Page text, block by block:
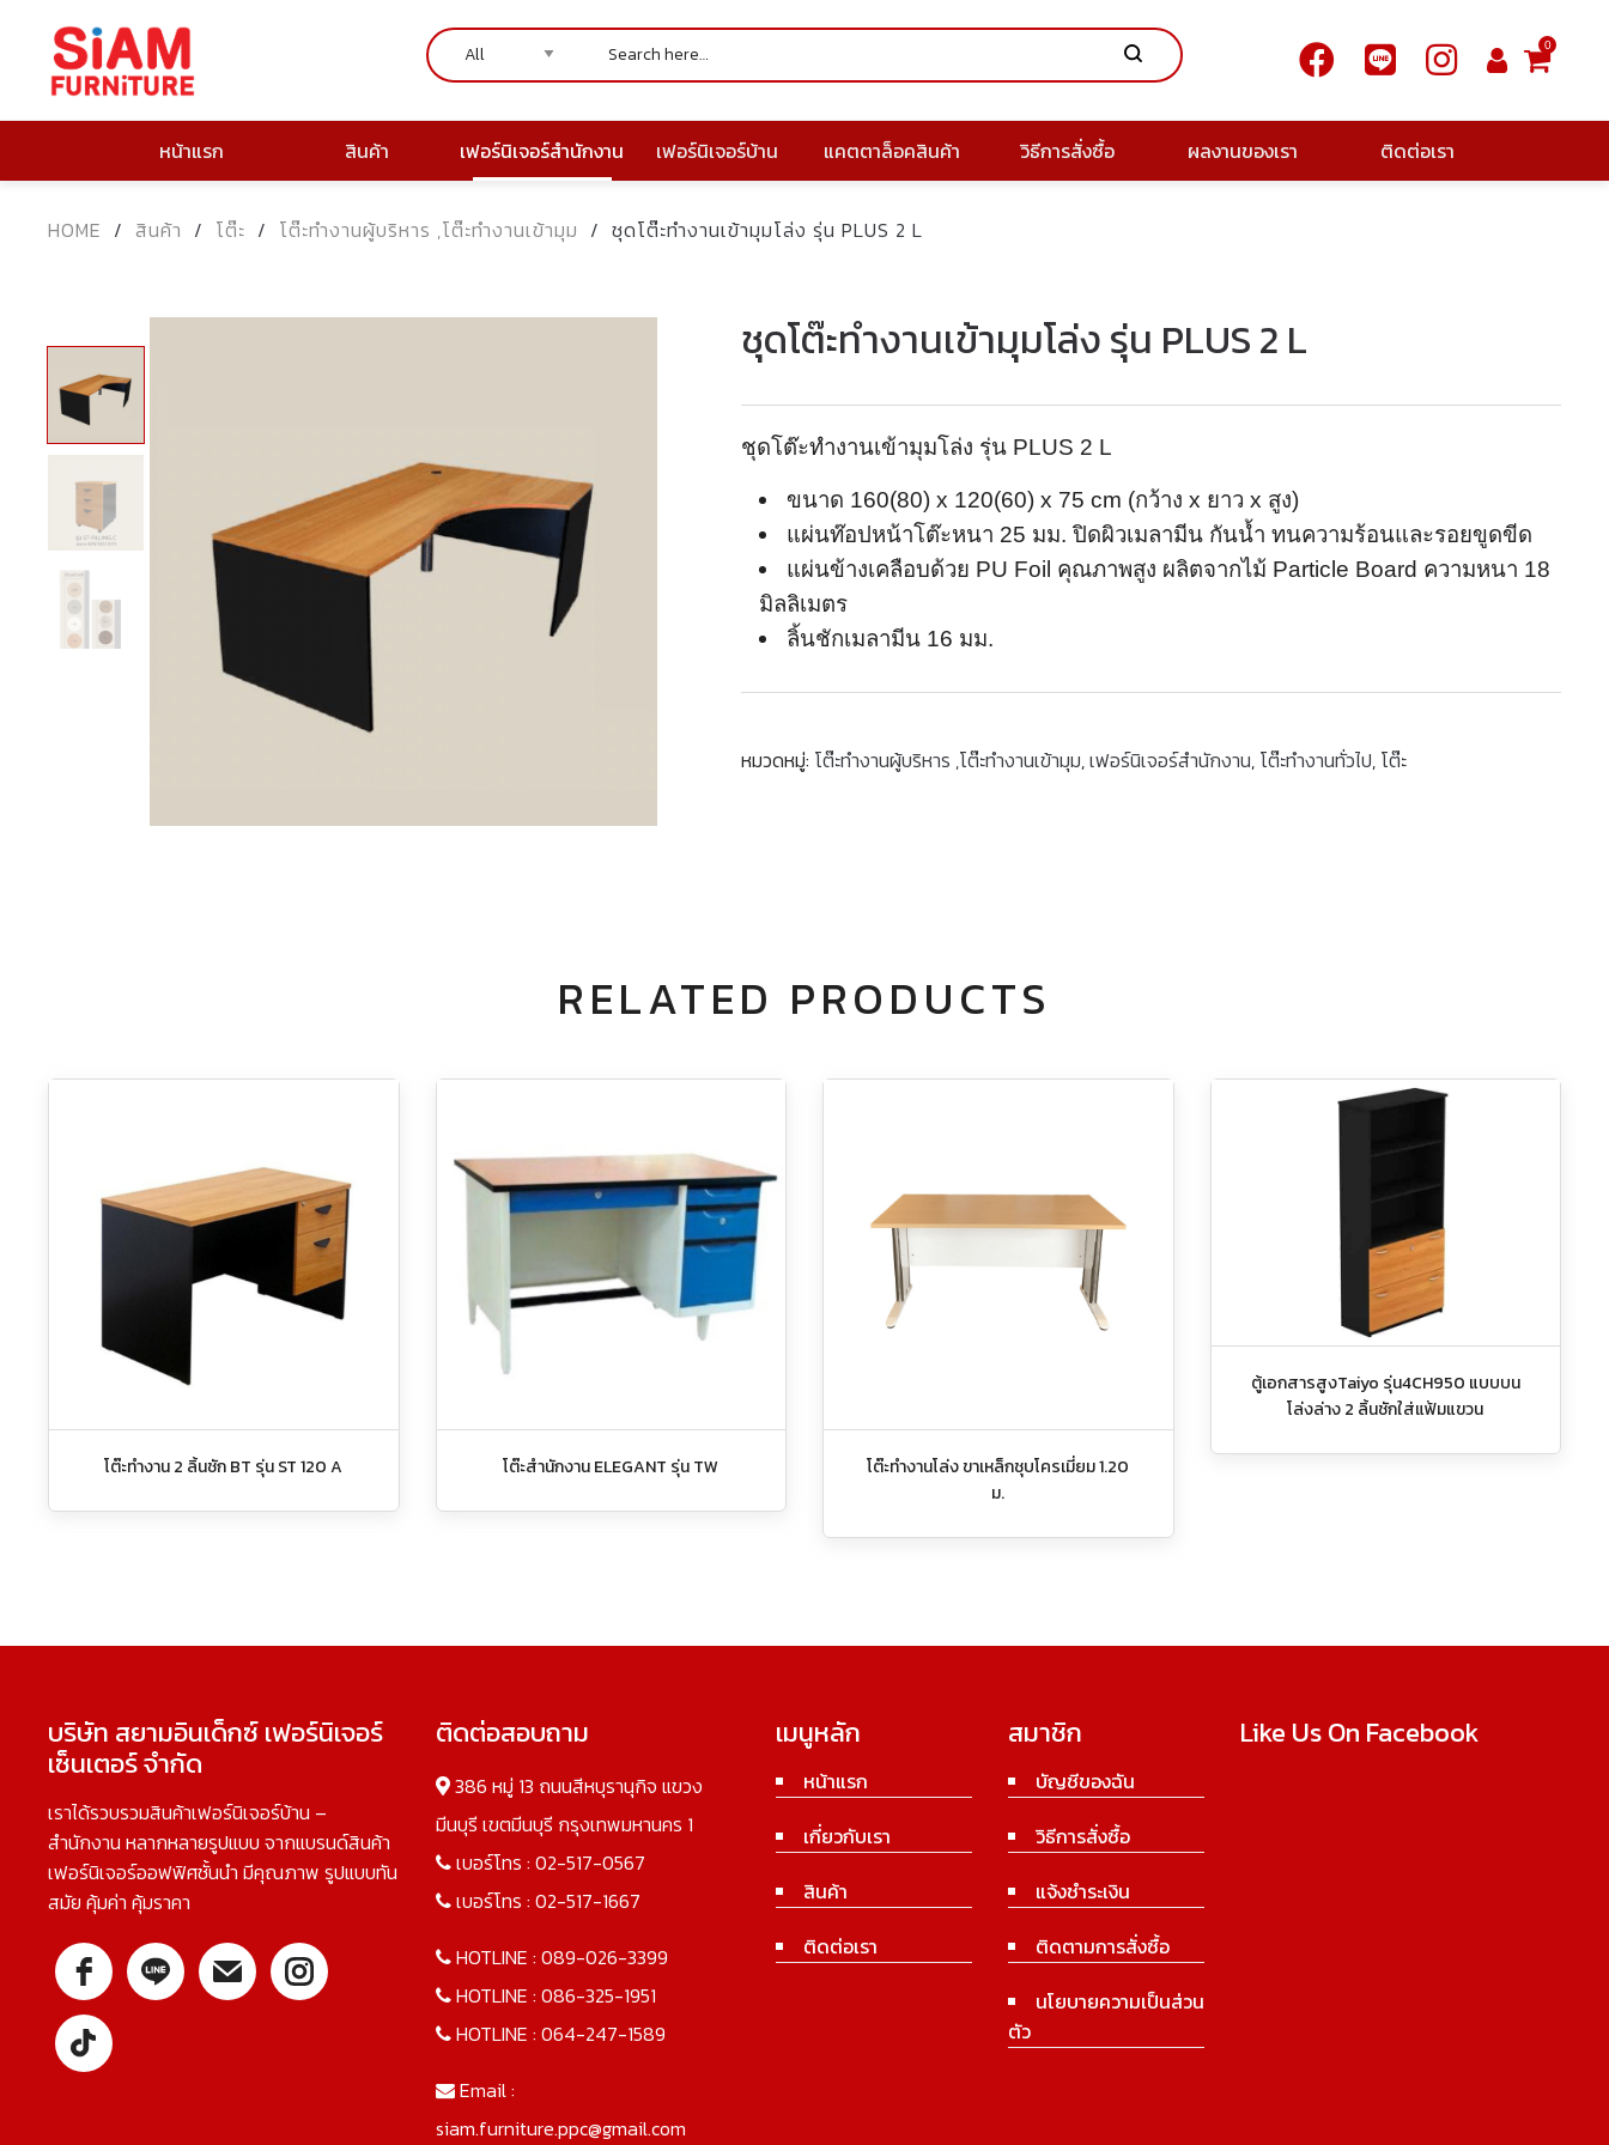
0
หน้าแรก สินค้า เฟอร์นิเจอร์สำนักงาน เฟอร์นิเจอร์บ้าน แคตตาล็อคสินค้า วิธีการสั่งซื้อ ผลงานของเรา ติดต่อเรา
HOME / สินค้า / โต๊ะ / โต๊ะทำงานผู้บริหาร ,โต๊ะทำงานเข้ามุม / ชุดโต๊ะทำงานเข้ามุมโล่ง รุ่น PLUS 2 L
ชุดโต๊ะทำงานเข้ามุมโล่ง รุ่น PLUS 2 L
ชุดโต๊ะทำงานเข้ามุมโล่ง รุ่น PLUS 2 L
ขนาด 160(80) x 120(60) x 75 cm (กว้าง x ยาว x สูง)
แผ่นท๊อปหน้าโต๊ะหนา 25 มม. ปิดผิวเมลามีน กันน้ำ ทนความร้อนและรอยขูดขีด
แผ่นข้างเคลือบด้วย PU Foil คุณภาพสูง ผลิตจากไม้ Particle Board ความหนา 18
มิลลิเมตร
ลิ้นชักเมลามีน 16 มม.
หมวดหมู่: โต๊ะทำงานผู้บริหาร ,โต๊ะทำงานเข้ามุม,เฟอร์นิเจอร์สำนักงาน, โต๊ะทำงานทั่วไป, โต๊ะ
RELATED PRODUCTS
โต๊ะทำงาน 2 ลิ้นชัก BT รุ่น ST 120 A โต๊ะสำนักงาน ELEGANT รุ่น TW
โต๊ะทำงานโล่ง ขาเหล็กชุบโครเมี่ยม 1.20
ม.
ตู้เอกสารสูงTaiyo รุ่น4CH950 แบบบน
โล่งล่าง 2 ลิ้นชักใส่แฟ้มแขวน
บริษัท สยามอินเด็กซ์ เฟอร์นิเจอร์
เซ็นเตอร์ จำกัด
เราได้รวบรวมสินค้าเฟอร์นิเจอร์บ้าน –
สำนักงาน หลากหลายรูปแบบ จากแบรนด์สินค้า
เฟอร์นิเจอร์ออฟฟิศชั้นนำ มีคุณภาพ รูปแบบทัน
สมัย คุ้มค่า คุ้มราคา
ติดต่อสอบถาม
386 หมู่ 13 ถนนสีหบุรานุกิจ แขวง
มีนบุรี เขตมีนบุรี กรุงเทพมหานคร 1
เบอร์โทร : 02-517-0567
เบอร์โทร : 02-517-1667
HOTLINE : 089-026-3399
HOTLINE : 086-325-1951
HOTLINE : 064-247-1589
Email :
siam.furniture.ppc@gmail.com
เมนูหลัก
หน้าแรก
เกี่ยวกับเรา
สินค้า
ติดต่อเรา
สมาชิก
บัญชีของฉัน
วิธีการสั่งซื้อ
แจ้งชำระเงิน
ติดตามการสั่งซื้อ
นโยบายความเป็นส่วน
ตัว
Like Us On Facebook